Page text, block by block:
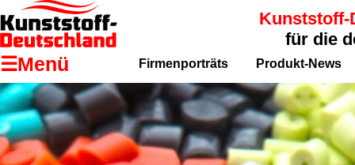
Kunststoff-
für die
☰Menü Firmenporträts Produkt-News